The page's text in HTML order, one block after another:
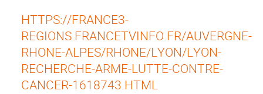
HTTPS://FRANCE3-
REGIONS.FRANCETVINFO.FR/AUVERGNE-
RHONE-ALPES/RHONE/LYON/LYON-
RECHERCHE-ARME-LUTTE-CONTRE-
CANCER-1618743.HTML